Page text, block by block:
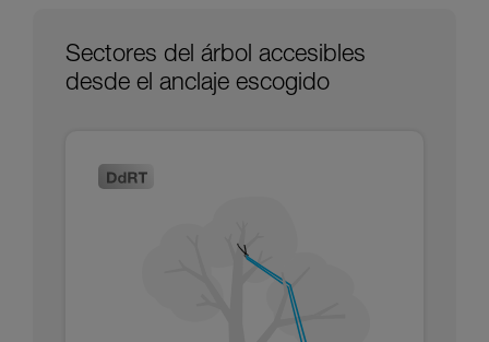
Sectores del árbol accesibles
desde el anclaje escogido